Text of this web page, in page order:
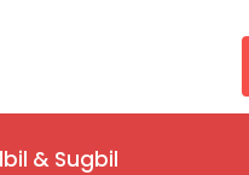
& Sugbil